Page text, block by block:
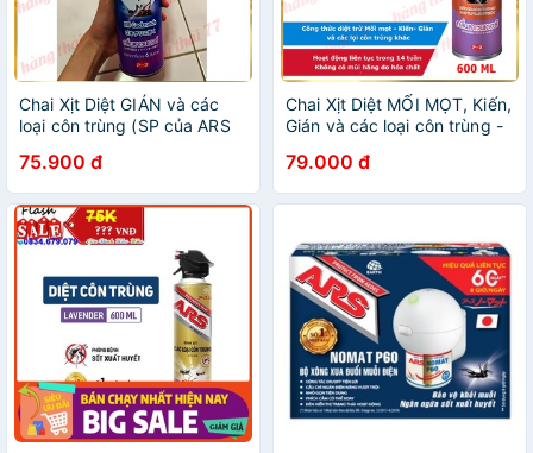
Chai Xịt Diệt GIÁN và các
loại côn trùng (SP của ARS
Hương. ARS JET BLUE1
LAVENDER 600ml
75.900 đ
Chai Xịt Diệt MỐI MỌT, Kiến,
Gián và các loại côn trùng -
JET TERMITE
79.000 đ